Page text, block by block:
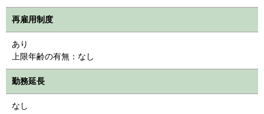
再雇用制度
あり
上限年齢の有無：なし
勤務延長
なし